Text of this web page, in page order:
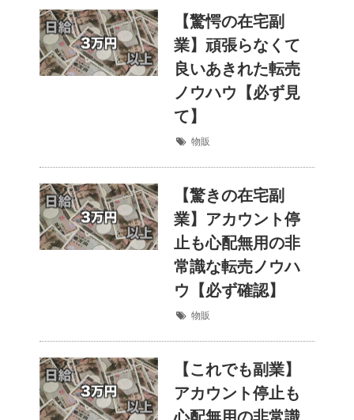
【驚愕の在宅副
業】頑張らなくて
良いあきれた転売
ノウハウ【必ず見
て】
物販
【驚きの在宅副
業】アカウント停
止も心配無用の非
常識な転売ノウハ
ウ【必ず確認】
物販
【これでも副業】
アカウント停止も